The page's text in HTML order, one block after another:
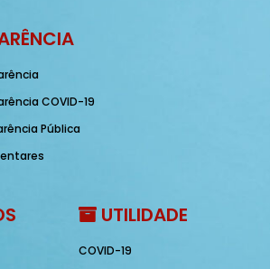
COVID-19
Pública
UTILIDADE
COVID-19